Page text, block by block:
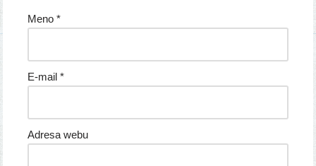
Meno*
E-mail*
Adresa webu